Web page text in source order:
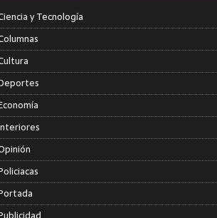
y Tecnología